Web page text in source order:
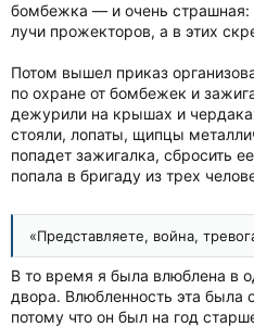
бомбежка — и очень
лучи прожекторов, а в этих
Потом вышел приказ
по охране от бомбежек и
дежурили на крышах и
стояли, лопаты, щипцы
попадет зажигалка, сбросить
попала в бригаду из трех
«Представляете, война,
В то время я была влюблена в
двора. Влюбленность эта была
потому что он был на год